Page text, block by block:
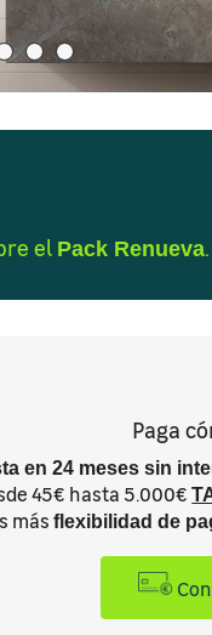
el Pack Renueva.
Paga
en 24 meses sin
45€ hasta 5.000€
más flexibilidad de